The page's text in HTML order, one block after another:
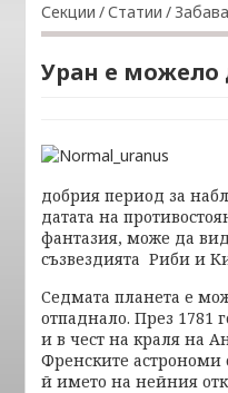
Секции /Статии / Забава
Уран е можело
добрия период за
датата на
фантазия, може да
съзвездията Риби и
Седмата планета е
отпаднало. През 1781
и в чест на краля на
Френските астрономи
й името на нейния